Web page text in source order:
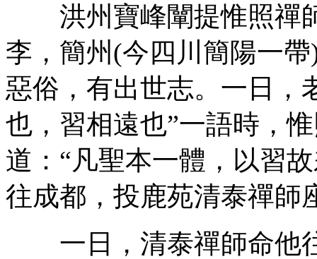
洪州寶峰闡提惟照禪
李，簡州(今四川簡陽一
惡俗，有出世志。一日，
也，習相遠也”一語時，
道：“凡聖本一體，以習
往成都，投鹿苑清泰禪師
一日，清泰禪師命他